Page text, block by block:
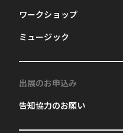
ワークショップ
ミュージック
出展のお申込み
告知協力のお願い